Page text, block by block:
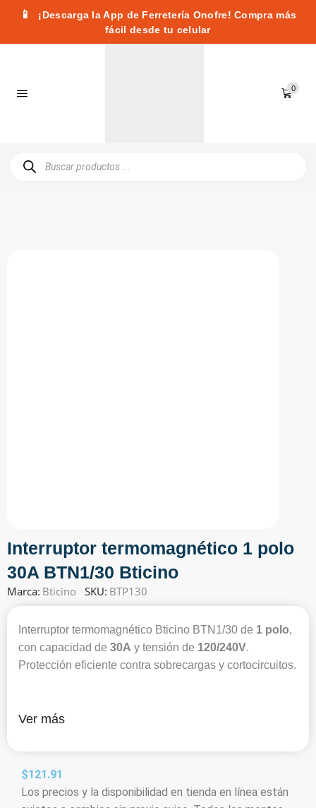
📱
¡Descarga la App de Ferretería Onofre! Compra más
fácil desde tu celular
0
Interruptor termomagnético 1 polo
30A BTN1/30 Bticino
Marca: Bticino SKU: BTP130
Interruptor termomagnético Bticino BTN1/30 de 1 polo,
con capacidad de 30A y tensión de 120/240V.
Protección eficiente contra sobrecargas y cortocircuitos.
Ver más
$121.91
Los precios y la disponibilidad en tienda en línea están